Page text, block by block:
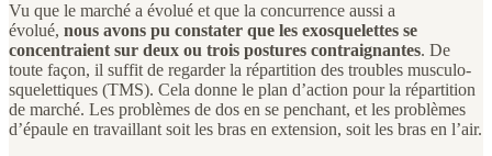
Vu que le marché a évolué et que la concurrence aussi a
évolué, nous avons pu constater que les exosquelettes se
concentraient sur deux ou trois postures contraignantes. De
toute façon, il suffit de regarder la répartition des troubles musculo-
squelettiques (TMS). Cela donne le plan d’action pour la répartition
de marché. Les problèmes de dos en se penchant, et les problèmes
d’épaule en travaillant soit les bras en extension, soit les bras en l’air.